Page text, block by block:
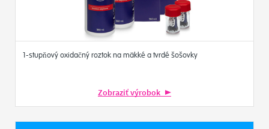
1-stupňový oxidačný roztok na mäkké a tvrdé šošovky
Zobraziť výrobok